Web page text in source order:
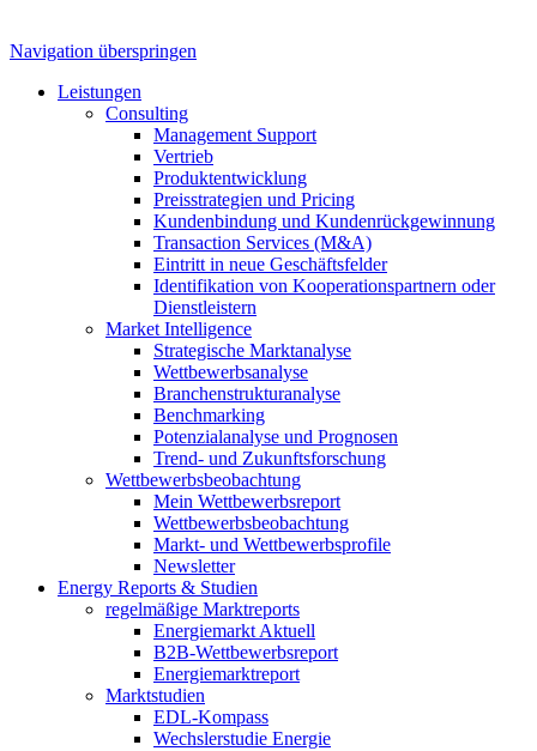
Navigation überspringen
Leistungen
Consulting
Management Support
Vertrieb
Produktentwicklung
Preisstrategien und Pricing
Kundenbindung und Kundenrückgewinnung
Transaction Services (M&A)
Eintritt in neue Geschäftsfelder
Identifikation von Kooperationspartnern oder
Dienstleistern
Market Intelligence
Strategische Marktanalyse
Wettbewerbsanalyse
Branchenstrukturanalyse
Benchmarking
Potenzialanalyse und Prognosen
Trend- und Zukunftsforschung
Wettbewerbs­beobachtung
Mein Wettbewerbsreport
Wettbewerbsbeobachtung
Markt- und Wettbewerbsprofile
Newsletter
Energy Reports & Studien
regelmäßige Marktreports
Energiemarkt Aktuell
B2B-Wettbewerbsreport
Energiemarktreport
Marktstudien
EDL-Kompass
Wechslerstudie Energie